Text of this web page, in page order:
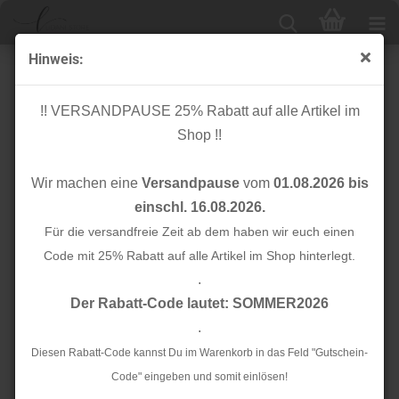
Hinweis:
!! VERSANDPAUSE 25% Rabatt auf alle Artikel im
Shop !!
Wir machen eine Versandpausevom 01.08.2026 bis
einschl. 16.08.2026.
Für die versandfreie Zeit ab dem haben wir euch einen
Code mit 25% Rabatt auf alle Artikel im Shop hinterlegt.
.
Der Rabatt-Code lautet: SOMMER2026
.
Diesen Rabatt-Code kannst Du im Warenkorb in das Feld "Gutschein-
Code" eingeben und somit einlösen!
Cuff me Bio Bündchen - Cozy - A77 gelb - This Summer